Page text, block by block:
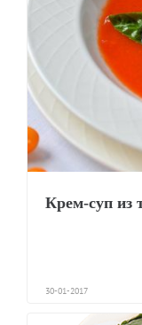
Крем-суп из
30-01-2017